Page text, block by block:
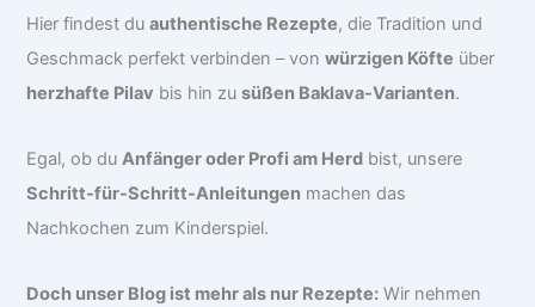
Hier findest duauthentische Rezepte, die Tradition und
Geschmack perfekt verbinden – vonwürzigen Köfte über
herzhafte Pilav bis hin zusüßen Baklava-Varianten.
Egal, ob duAnfänger oder Profi am Herd bist, unsere
Schritt-für-Schritt-Anleitungen machen das
Nachkochen zum Kinderspiel.
Doch unser Blog ist mehr als nur Rezepte: Wir nehmen